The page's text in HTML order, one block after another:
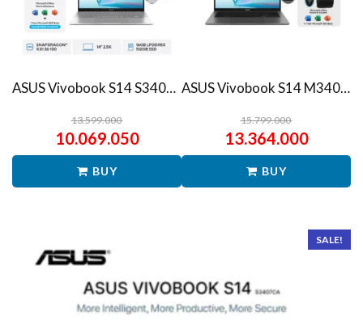
ASUS Vivobook S14 S3407QA – IPSP151M – Matte Gray
13.599.000
10.069.050
BUY
ASUS Vivobook S14 M3407HA Ryzen 7 260 1TB SSD 16GB WUXGA IPS Win11+OHS
15.799.000
13.364.000
BUY
SALE!